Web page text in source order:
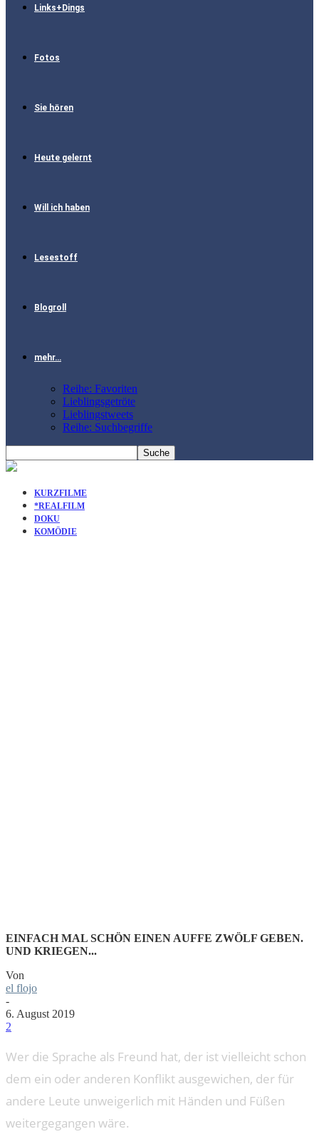
Links+Dings
Fotos
Sie hören
Heute gelernt
Will ich haben
Lesestoff
Blogroll
mehr…
Reihe: Favoriten
Lieblingsgetröte
Lieblingstweets
Reihe: Suchbegriffe
KURZFILME
*REALFILM
DOKU
KOMÖDIE
EINFACH MAL SCHÖN EINEN AUFFE ZWÖLF GEBEN.
UND KRIEGEN...
Von
el flojo
-
6. August 2019
2
Wer die Sprache als Freund hat, der ist vielleicht schon
dem ein oder anderen Konflikt ausgewichen, der für
andere Leute unweigerlich mit Händen und Füßen
weitergegangen wäre.